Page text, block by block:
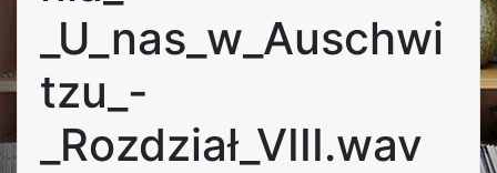
_U_nas_w_Auschwi
tzu_-
_Rozdział_VIII.wav